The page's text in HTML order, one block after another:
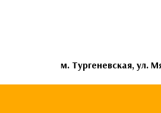
м. Тургеневская, ул.